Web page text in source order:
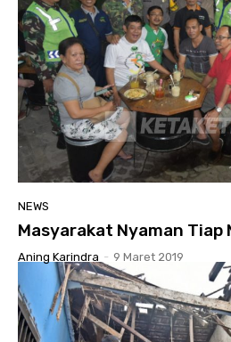
NEWS
Masyarakat Nyaman Tiap
Aning Karindra - 9 Maret 2019